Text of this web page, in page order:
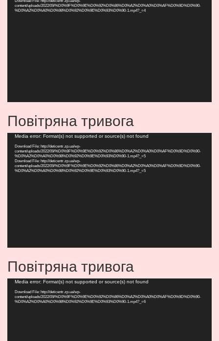
content/uploads/2022/09/%D0%9F%D0%9E%D0%92%D0%86%D0%A2%D0%A0%D0%AF%D0%9D%D0%90-
%D0%A2%D0%A0%D0%98%D0%92%D0%9E%D0%93%D0%90-1.mp4?_=4
Повітряна тривога
Видеоплеер
Media error: Format(s) not supported or source(s) not found
Download File: http://deticentr.zp.ua/wp-
content/uploads/2022/09/%D0%9F%D0%9E%D0%92%D0%86%D0%A2%D0%A0%D0%AF%D0%9D%D0%90-
%D0%A2%D0%A0%D0%98%D0%92%D0%9E%D0%93%D0%90-1.mp4?_=5
Download File: http://deticentr.zp.ua/wp-
content/uploads/2022/09/%D0%9F%D0%9E%D0%92%D0%86%D0%A2%D0%A0%D0%AF%D0%9D%D0%90-
%D0%A2%D0%A0%D0%98%D0%92%D0%9E%D0%93%D0%90-1.mp4?_=5
Повітряна тривога
Видеоплеер
Media error: Format(s) not supported or source(s) not found
Download File: http://deticentr.zp.ua/wp-
content/uploads/2022/09/%D0%9F%D0%9E%D0%92%D0%86%D0%A2%D0%A0%D0%AF%D0%9D%D0%90-
%D0%A2%D0%A0%D0%98%D0%92%D0%9E%D0%93%D0%90-1.mp4?_=6